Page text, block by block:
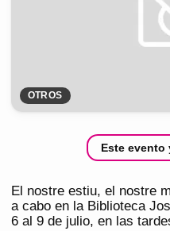
OTROS
Este evento
El nostre estiu, el nostre
a cabo en la Biblioteca
6 al 9 de julio, en las